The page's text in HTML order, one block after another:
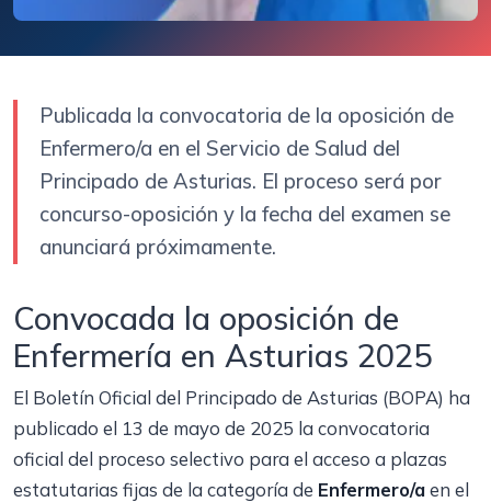
Publicada la convocatoria de la oposición de
Enfermero/a en el Servicio de Salud del
Principado de Asturias. El proceso será por
concurso-oposición y la fecha del examen se
anunciará próximamente.
Convocada la oposición de
Enfermería en Asturias 2025
El Boletín Oficial del Principado de Asturias (BOPA) ha
publicado el 13 de mayo de 2025 la convocatoria
oficial del proceso selectivo para el acceso a plazas
estatutarias fijas de la categoría de Enfermero/aen el